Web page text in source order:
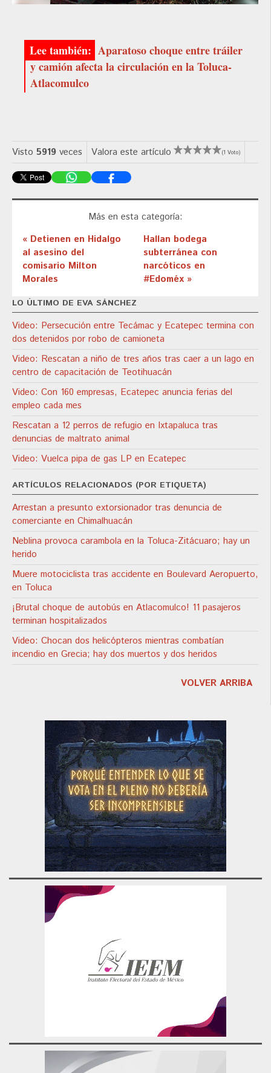
Aparatoso choque entre tráiler
y camión afecta la circulación en la Toluca-
Atlacomulco
Visto 5919 veces Valora este artículo (1 Voto)
Más en esta categoría:
« Detienen en Hidalgo
al asesino del
comisario Milton
Morales
Hallan bodega
subterránea con
narcóticos en
#Edoméx »
LO ÚLTIMO DE EVA SÁNCHEZ
Video: Persecución entre Tecámac y Ecatepec termina con
dos detenidos por robo de camioneta
Video: Rescatan a niño de tres años tras caer a un lago en
centro de capacitación de Teotihuacán
Video: Con 160 empresas, Ecatepec anuncia ferias del
empleo cada mes
Rescatan a 12 perros de refugio en Ixtapaluca tras
denuncias de maltrato animal
Video: Vuelca pipa de gas LP en Ecatepec
ARTÍCULOS RELACIONADOS (POR ETIQUETA)
Arrestan a presunto extorsionador tras denuncia de
comerciante en Chimalhuacán
Neblina provoca carambola en la Toluca-Zitácuaro; hay un
herido
Muere motociclista tras accidente en Boulevard Aeropuerto,
en Toluca
¡Brutal choque de autobús en Atlacomulco! 11 pasajeros
terminan hospitalizados
Video: Chocan dos helicópteros mientras combatían
incendio en Grecia; hay dos muertos y dos heridos
VOLVER ARRIBA